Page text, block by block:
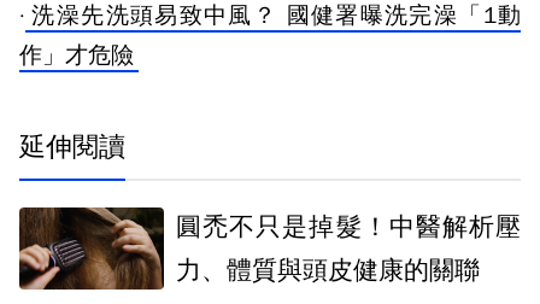
· 洗澡先洗頭易致中風？ 國健署曝洗完澡「1動
作」才危險
延伸閱讀
圓禿不只是掉髮！中醫解析壓
力、體質與頭皮健康的關聯